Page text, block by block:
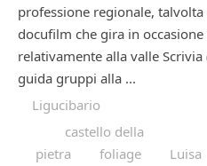
professione regionale,
docufilm che gira in
relativamente alla valle
guida gruppi alla ...
Ligucibario
castello della
pietra
foliage
Luisa